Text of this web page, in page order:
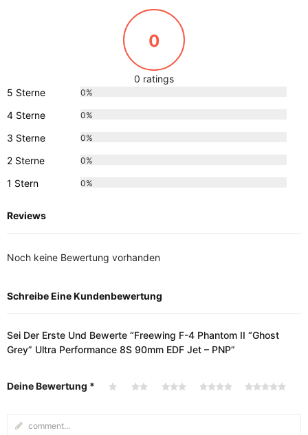
0
0 ratings
5 Sterne
0%
4 Sterne 0%
3 Sterne 0%
2 Sterne 0%
1 Stern 0%
Reviews
Noch keine Bewertung vorhanden
Schreibe Eine Kundenbewertung
Sei Der Erste Und Bewerte “Freewing F-4 Phantom II “Ghost
Grey” Ultra Performance 8S 90mm EDF Jet – PNP”
Deine Bewertung *